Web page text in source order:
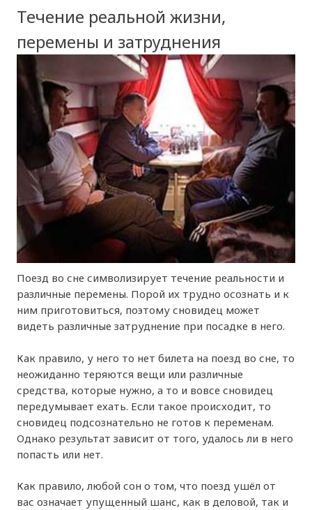
Течение реальной жизни,
перемены и затруднения
Поезд во сне символизирует течение реальности и
различные перемены. Порой их трудно осознать и к
ним приготовиться, поэтому сновидец может
видеть различные затруднение при посадке в него.
Как правило, у него то нет билета на поезд во сне, то
неожиданно теряются вещи или различные
средства, которые нужно, а то и вовсе сновидец
передумывает ехать. Если такое происходит, то
сновидец подсознательно не готов к переменам.
Однако результат зависит от того, удалось ли в него
попасть или нет.
Как правило, любой сон о том, что поезд ушёл от
вас означает упущенный шанс, как в деловой, так и